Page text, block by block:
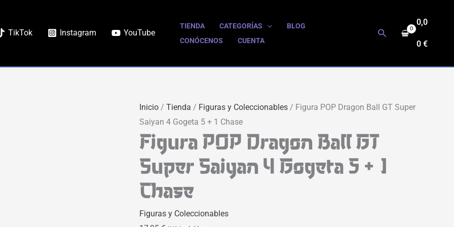
TikTok Instagram YouTube
TIENDA CATEGORÍAS
BLOG
CONÓCENOS
CUENTA
Buscar
0,0
0€
Inicio /Tienda / Figuras y Coleccionables / Figura POP Dragon Ball GT Super
Saiyan 4 Gogeta 5 + 1 Chase
Figura POP Dragon Ball GT
Super Saiyan 4 Gogeta 5 + 1
Chase
Figuras y Coleccionables